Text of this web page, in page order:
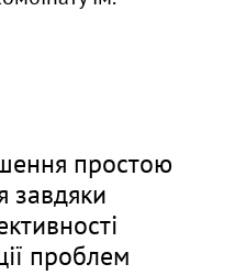
простою
завдяки
проблем